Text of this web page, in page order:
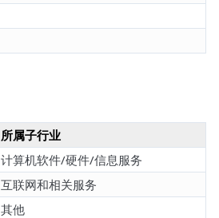
所属子行业
计算机软件/硬件/信息服务
互联网和相关服务
其他